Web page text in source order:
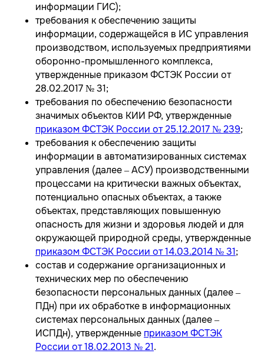
информации ГИС);
требования к обеспечению защиты
информации, содержащейся в ИС управления
производством, используемых предприятиями
оборонно-промышленного комплекса,
утвержденные приказом ФСТЭК России от
28.02.2017 № 31;
требования по обеспечению безопасности
значимых объектов КИИ РФ, утвержденные
приказом ФСТЭК России от 25.12.2017 № 239;
требования к обеспечению защиты
информации в автоматизированных системах
управления (далее – АСУ) производственными
процессами на критически важных объектах,
потенциально опасных объектах, а также
объектах, представляющих повышенную
опасность для жизни и здоровья людей и для
окружающей природной среды, утвержденные
приказом ФСТЭК России от 14.03.2014 № 31;
состав и содержание организационных и
технических мер по обеспечению
безопасности персональных данных (далее –
ПДн) при их обработке в информационных
системах персональных данных (далее –
ИСПДн), утвержденные приказом ФСТЭК
России от 18.02.2013 № 21.